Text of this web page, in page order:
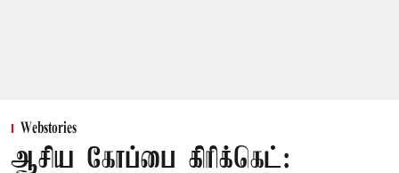
Webstories
ஆசிய கோப்பை கிரிக்கெட்: